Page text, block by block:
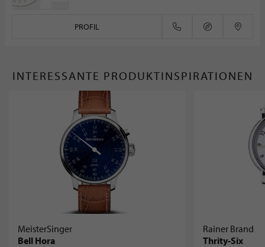
PROFIL
INTERESSANTE PRODUKTINSPIRATIONEN
MeisterSinger
Bell Hora
Rainer Brand
Thrity-Six